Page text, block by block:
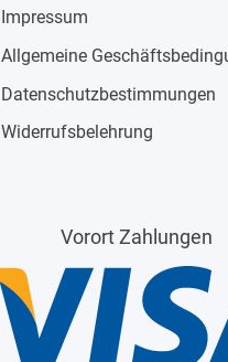
Impressum
Allgemeine
Datenschutzbestimmungen
Widerrufsbelehrung
Vorort Zahlungen